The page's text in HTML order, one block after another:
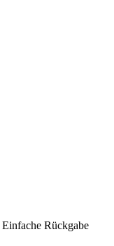
Einfache Rückgabe